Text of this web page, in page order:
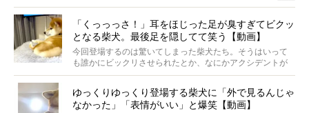
がるのでしょうか。
最近版画製作を始めた、お笑いコンビ「ニューヨーク」の
屋敷裕政さんに、拒否柴を掘っていただきました！ イン
タビューと合わせてご覧ください。
「くっっっさ！」耳をほじった足が臭すぎてビクッ
となる柴犬。最後足を隠してて笑う【動画】
今回登場するのは驚いてしまった柴犬たち。そうはいって
も誰かにビックリさせられたとか、なにかアクシデントが
起きたとか、そういうことが原因ではありません。全ての
ゆっくりゆっくり登場する柴犬に「外で見るんじゃ
なかった」「表情がいい」と爆笑【動画】